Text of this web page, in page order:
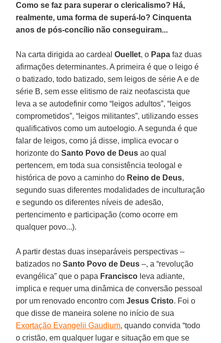
Como se faz para superar o clericalismo? Há,
realmente, uma forma de superá-lo? Cinquenta
anos de pós-concílio não conseguiram...
Na carta dirigida ao cardealOuellet, o Papa faz duas
afirmações determinantes. A primeira é que o leigo é
o batizado, todo batizado, sem leigos de série A e de
série B, sem esse elitismo de raiz neofascista que
leva a se autodefinir como “leigos adultos”, “leigos
comprometidos”, “leigos militantes”, utilizando esses
qualificativos como um autoelogio. A segunda é que
falar de leigos, como já disse, implica evocar o
horizonte doSanto Povo de Deus ao qual
pertencem, em toda sua consistência teologal e
histórica de povo a caminho do Reino de Deus,
segundo suas diferentes modalidades de inculturação
e segundo os diferentes níveis de adesão,
pertencimento e participação (como ocorre em
qualquer povo...).
A partir destas duas inseparáveis perspectivas –
batizados noSanto Povo de Deus –, a “revolução
evangélica” que o papa Francisco leva adiante,
implica e requer uma dinâmica de conversão pessoal
por um renovado encontro comJesus Cristo. Foi o
que disse de maneira solene no início de sua
Exortação Evangelii Gaudium, quando convida “todo
o cristão, em qualquer lugar e situação em que se